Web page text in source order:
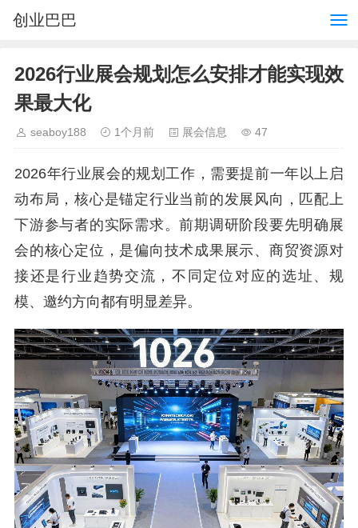
创业巴巴
2026行业展会规划怎么安排才能实现效
果最大化
seaboy188 1个月前 展会信息 47
2026年行业展会的规划工作，需要提前一年以上启
动布局，核心是锚定行业当前的发展风向，匹配上
下游参与者的实际需求。前期调研阶段要先明确展
会的核心定位，是偏向技术成果展示、商贸资源对
接还是行业趋势交流，不同定位对应的选址、规
模、邀约方向都有明显差异。